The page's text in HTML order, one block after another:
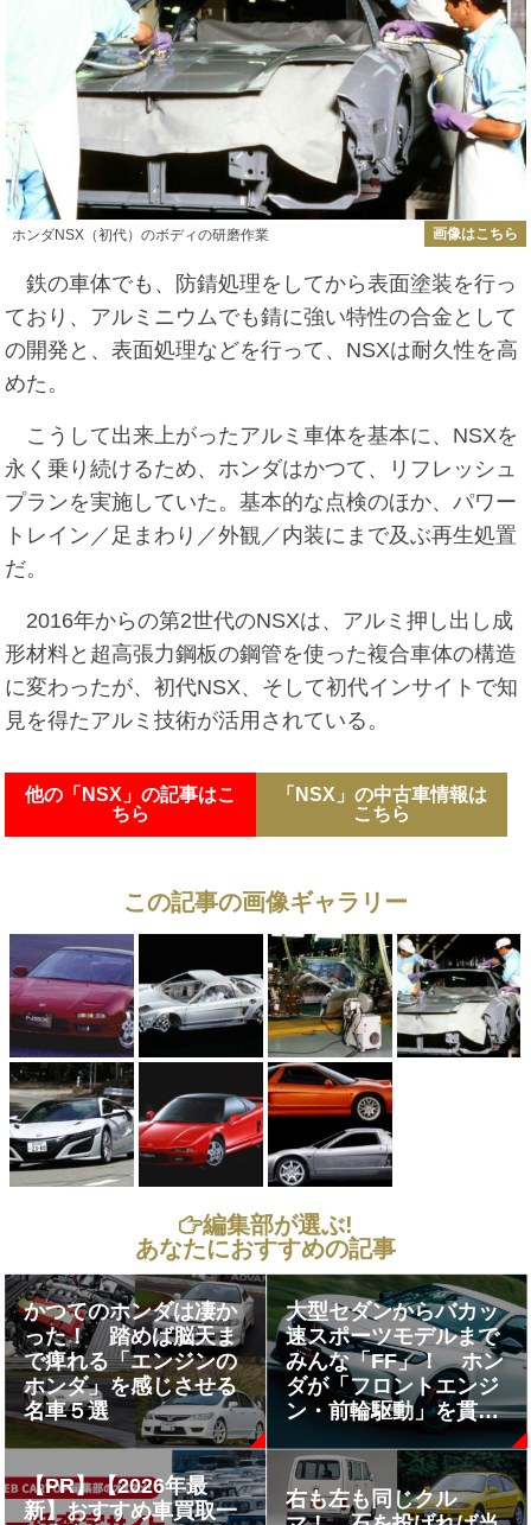
ホンダNSX（初代）のボディの研磨作業 画像はこちら
鉄の車体でも、防錆処理をしてから表面塗装を行っ
ており、アルミニウムでも錆に強い特性の合金として
の開発と、表面処理などを行って、NSXは耐久性を高
めた。
こうして出来上がったアルミ車体を基本に、NSXを
永く乗り続けるため、ホンダはかつて、リフレッシュ
プランを実施していた。基本的な点検のほか、パワー
トレイン／足まわり／外観／内装にまで及ぶ再生処置
だ。
2016年からの第2世代のNSXは、アルミ押し出し成
形材料と超高張力鋼板の鋼管を使った複合車体の構造
に変わったが、初代NSX、そして初代インサイトで知
見を得たアルミ技術が活用されている。
他の「NSX」の記事はこ
ちら
「NSX」の中古車情報は
こちら
この記事の画像ギャラリー
編集部が選ぶ!
あなたにおすすめの記事
かつてのホンダは凄か
った！ 踏めば脳天ま
で痺れる「エンジンの
ホンダ」を感じさせる
名車５選
大型セダンからバカッ
速スポーツモデルまで
みんな「FF」！ ホン
ダが「フロントエンジ
ン・前輪駆動」を貫く
【PR】【2026年最
新】おすすめ車買取一
右も左も同じクル